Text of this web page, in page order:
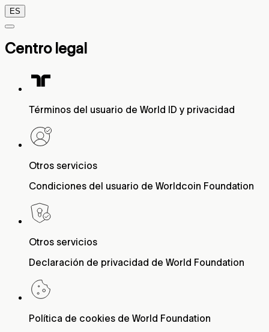
ES
Centro legal
Términos del usuario de World ID y privacidad
Otros servicios
Condiciones del usuario de Worldcoin Foundation
Otros servicios
Declaración de privacidad de World Foundation
Política de cookies de World Foundation